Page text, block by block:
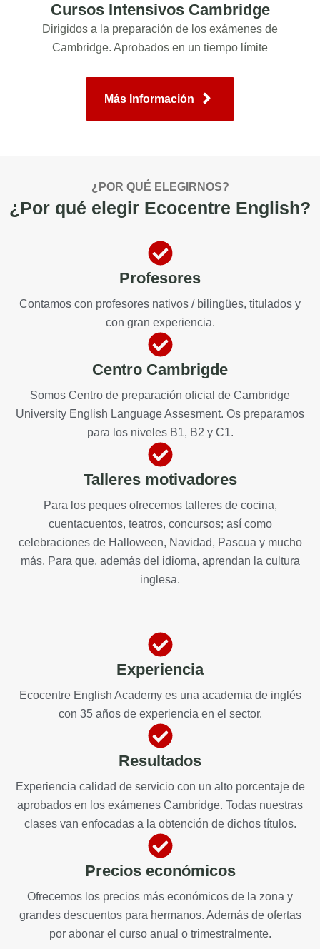
Cursos Intensivos Cambridge
Dirigidos a la preparación de los exámenes de
Cambridge. Aprobados en un tiempo límite
Más Información
¿POR QUÉ ELEGIRNOS?
¿Por qué elegir Ecocentre English?
Profesores
Contamos con profesores nativos / bilingües, titulados y
con gran experiencia.
Centro Cambrigde
Somos Centro de preparación oficial de Cambridge
University English Language Assesment. Os preparamos
para los niveles B1, B2 y C1.
Talleres motivadores
Para los peques ofrecemos talleres de cocina,
cuentacuentos, teatros, concursos; así como
celebraciones de Halloween, Navidad, Pascua y mucho
más. Para que, además del idioma, aprendan la cultura
inglesa.
Experiencia
Ecocentre English Academy es una academia de inglés
con 35 años de experiencia en el sector.
Resultados
Experiencia calidad de servicio con un alto porcentaje de
aprobados en los exámenes Cambridge. Todas nuestras
clases van enfocadas a la obtención de dichos títulos.
Precios económicos
Ofrecemos los precios más económicos de la zona y
grandes descuentos para hermanos. Además de ofertas
por abonar el curso anual o trimestralmente.